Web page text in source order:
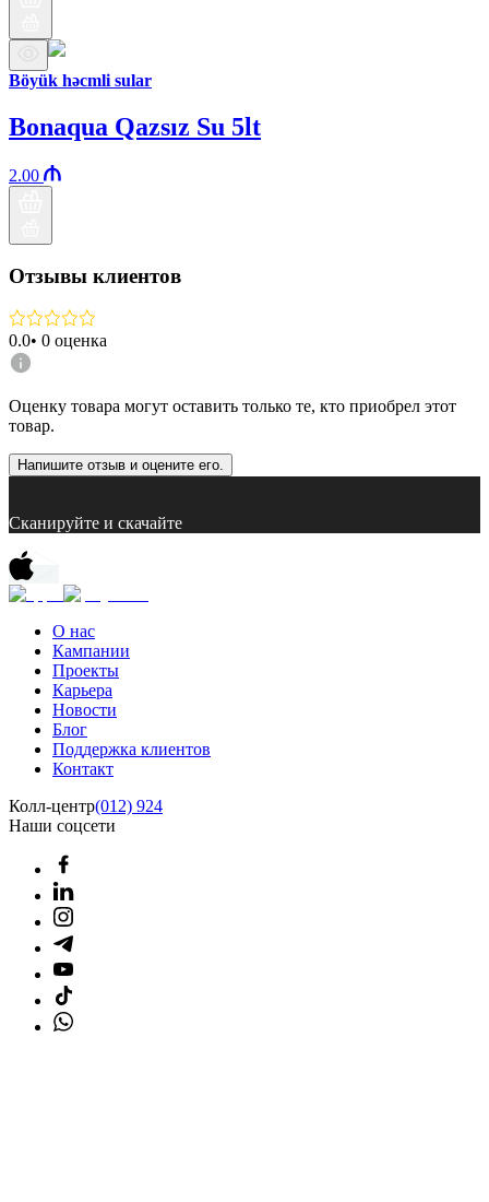
Böyük həcmli sular
Bonaqua Qazsız Su 5lt
2.00
Отзывы клиентов
0.0• 0 оценка
Оценку товара могут оставить только те, кто приобрел этот
товар.
Напишите отзыв и оцените его.
Сканируйте и скачайте
О нас
Кампании
Проекты
Карьера
Новости
Блог
Поддержка клиентов
Контакт
Колл-центр(012) 924
Наши соцсети